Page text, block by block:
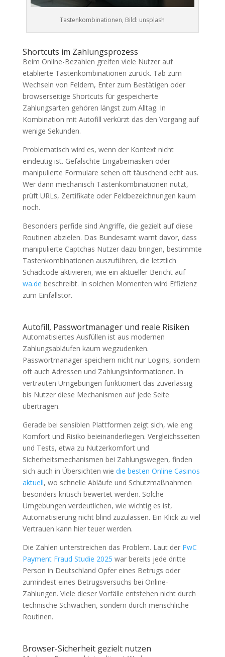
Tastenkombinationen, Bild: unsplash
Shortcuts im Zahlungsprozess
Beim Online-Bezahlen greifen viele Nutzer auf
etablierte Tastenkombinationen zurück. Tab zum
Wechseln von Feldern, Enter zum Bestätigen oder
browserseitige Shortcuts für gespeicherte
Zahlungsarten gehören längst zum Alltag. In
Kombination mit Autofill verkürzt das den Vorgang auf
wenige Sekunden.
Problematisch wird es, wenn der Kontext nicht
eindeutig ist. Gefälschte Eingabemasken oder
manipulierte Formulare sehen oft täuschend echt aus.
Wer dann mechanisch Tastenkombinationen nutzt,
prüft URLs, Zertifikate oder Feldbezeichnungen kaum
noch.
Besonders perfide sind Angriffe, die gezielt auf diese
Routinen abzielen. Das Bundesamt warnt davor, dass
manipulierte Captchas Nutzer dazu bringen, bestimmte
Tastenkombinationen auszuführen, die letztlich
Schadcode aktivieren, wie ein aktueller Bericht auf
wa.de beschreibt. In solchen Momenten wird Effizienz
zum Einfallstor.
Autofill, Passwortmanager und reale Risiken
Automatisiertes Ausfüllen ist aus modernen
Zahlungsabläufen kaum wegzudenken.
Passwortmanager speichern nicht nur Logins, sondern
oft auch Adressen und Zahlungsinformationen. In
vertrauten Umgebungen funktioniert das zuverlässig –
bis Nutzer diese Mechanismen auf jede Seite
übertragen.
Gerade bei sensiblen Plattformen zeigt sich, wie eng
Komfort und Risiko beieinanderliegen. Vergleichsseiten
und Tests, etwa zu Nutzerkomfort und
Sicherheitsmechanismen bei Zahlungswegen, finden
sich auch in Übersichten wie die besten Online Casinos
aktuell, wo schnelle Abläufe und Schutzmaßnahmen
besonders kritisch bewertet werden. Solche
Umgebungen verdeutlichen, wie wichtig es ist,
Automatisierung nicht blind zuzulassen. Ein Klick zu viel
Vertrauen kann hier teuer werden.
Die Zahlen unterstreichen das Problem. Laut der PwC
Payment Fraud Studie 2025 war bereits jede dritte
Person in Deutschland Opfer eines Betrugs oder
zumindest eines Betrugsversuchs bei Online-
Zahlungen. Viele dieser Vorfälle entstehen nicht durch
technische Schwächen, sondern durch menschliche
Routinen.
Browser-Sicherheit gezielt nutzen